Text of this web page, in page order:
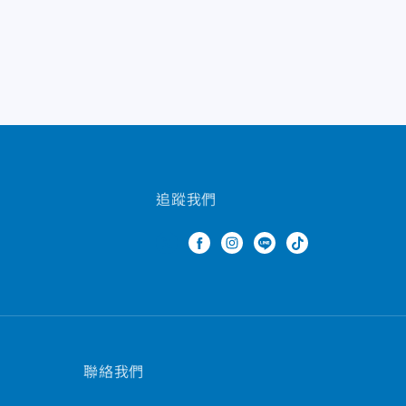
追蹤我們
聯絡我們